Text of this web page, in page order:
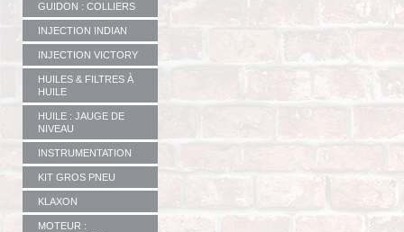
GUIDON : COLLIERS
INJECTION INDIAN
INJECTION VICTORY
HUILES & FILTRES À
HUILE
HUILE : JAUGE DE
NIVEAU
INSTRUMENTATION
KIT GROS PNEU
KLAXON
MOTEUR :